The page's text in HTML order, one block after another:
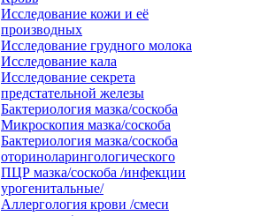
Исследование кожи и её
производных
Исследование грудного молока
Исследование кала
Исследование секрета
предстательной железы
Бактериология мазка/соскоба
Микроскопия мазка/соскоба
Бактериология мазка/соскоба
оториноларингологического
ПЦР мазка/соскоба /инфекции
урогенитальные/
Аллергология крови /смеси